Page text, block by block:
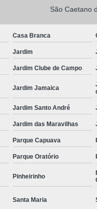
São Caetano
Casa Branca
Jardim
Jardim Clube de Campo
Jardim Jamaica
Jardim Santo André
Jardim das Maravilhas
Parque Capuava
Parque Oratório
Pinheirinho
Santa Maria